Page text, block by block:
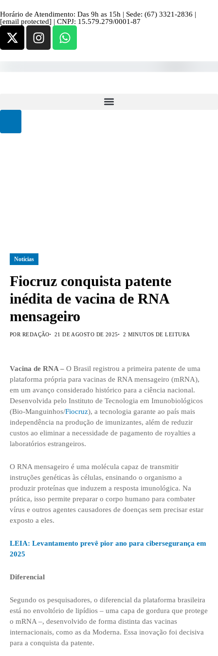
Horário de Atendimento: Das 9h as 15h | Sede: (67) 3321-2836 |
[email protected] | CNPJ: 15.579.279/0001-87
Notícias
Fiocruz conquista patente
inédita de vacina de RNA
mensageiro
POR REDAÇÃO 21 DE AGOSTO DE 2025 2 MINUTOS DE LEITURA
Vacina de RNA – O Brasil registrou a primeira patente de uma
plataforma própria para vacinas de RNA mensageiro (mRNA),
em um avanço considerado histórico para a ciência nacional.
Desenvolvida pelo Instituto de Tecnologia em Imunobiológicos
(Bio-Manguinhos/Fiocruz), a tecnologia garante ao país mais
independência na produção de imunizantes, além de reduzir
custos ao eliminar a necessidade de pagamento de royalties a
laboratórios estrangeiros.
O RNA mensageiro é uma molécula capaz de transmitir
instruções genéticas às células, ensinando o organismo a
produzir proteínas que induzem a resposta imunológica. Na
prática, isso permite preparar o corpo humano para combater
vírus e outros agentes causadores de doenças sem precisar estar
exposto a eles.
LEIA: Levantamento prevê pior ano para cibersegurança em
2025
Diferencial
Segundo os pesquisadores, o diferencial da plataforma brasileira
está no envoltório de lipídios – uma capa de gordura que protege
o mRNA –, desenvolvido de forma distinta das vacinas
internacionais, como as da Moderna. Essa inovação foi decisiva
para a conquista da patente.